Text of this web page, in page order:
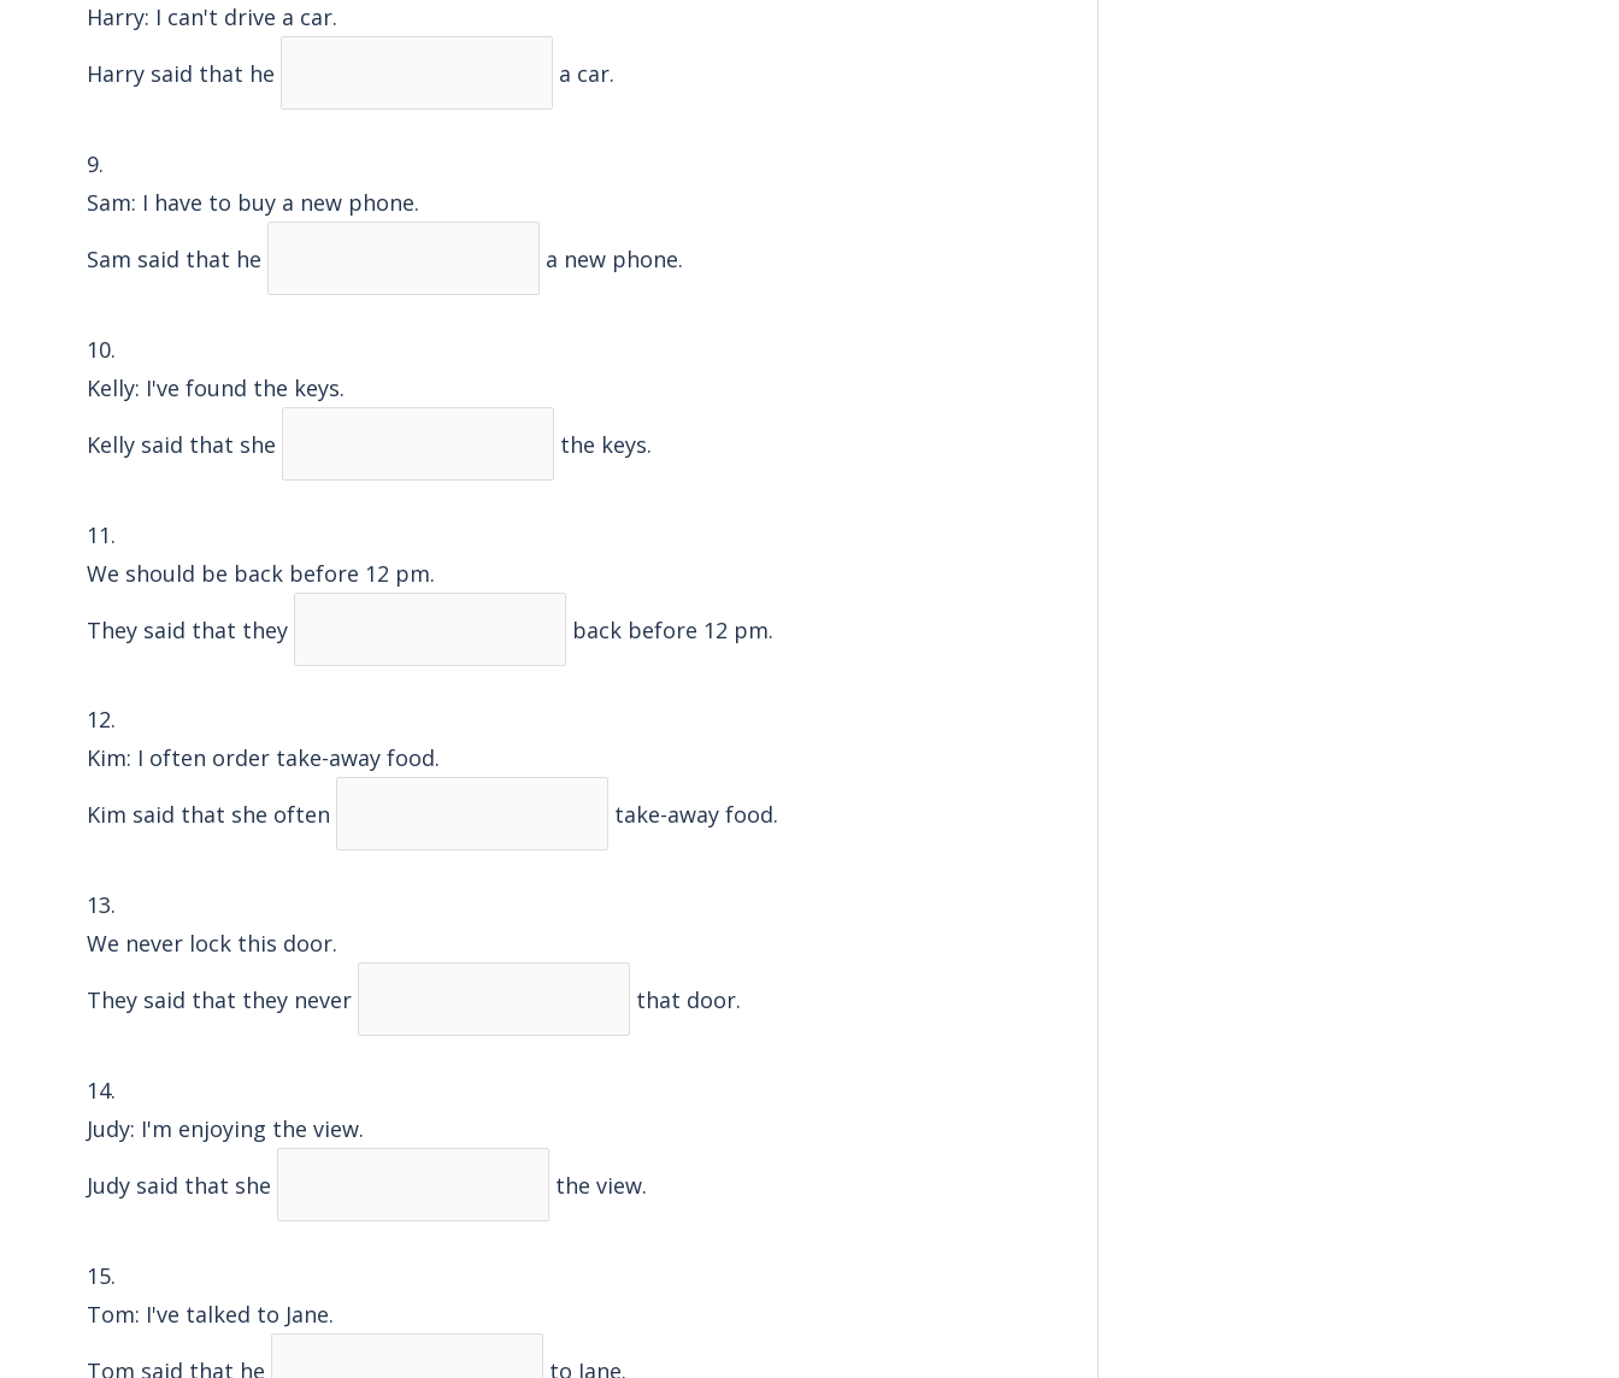
Harry: I can't drive a car.
Harry said that he
a car.
9.
Sam: I have to buy a new phone.
Sam said that he
a new phone.
10.
Kelly: I've found the keys.
Kelly said that she
the keys.
11.
We should be back before 12 pm.
They said that they
back before 12 pm.
12.
Kim: I often order take-away food.
Kim said that she often
take-away food.
13.
We never lock this door.
They said that they never
that door.
14.
Judy: I'm enjoying the view.
Judy said that she
the view.
15.
Tom: I've talked to Jane.
Tom said that he
to Jane.